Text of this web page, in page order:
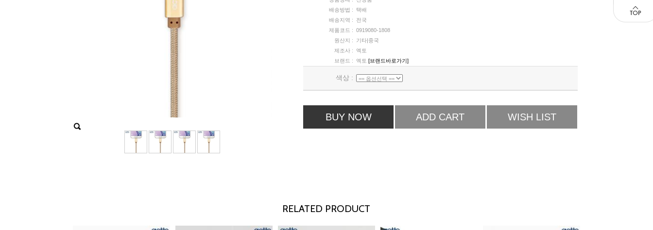
배송방법 :
택배
배송지역 :
전국
제품코드 : 0919080-1808
원산지 :
기타|중국
제조사 : 엑토
브랜드 : 엑토 [브랜드바로가기]
색상 :
BUY NOW ADD CART WISH LIST
RELATED PRODUCT